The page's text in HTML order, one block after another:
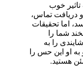
خوب
دریافت تماس،
اما تحقیقات
شما را
را به
او این حس را
هستید.